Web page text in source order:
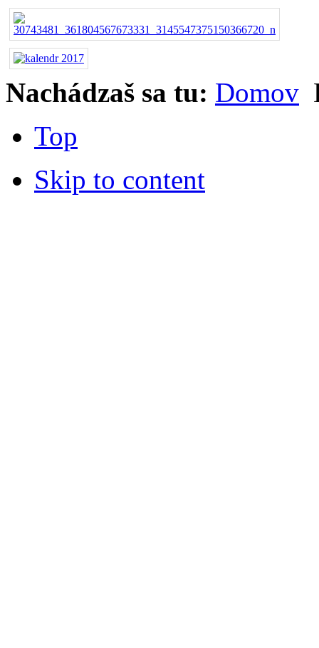
Nachádzaš sa tu: Domov
Top
Skip to content